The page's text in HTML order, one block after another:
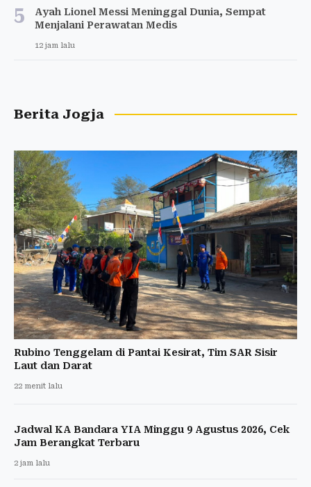
5
Ayah Lionel Messi Meninggal Dunia, Sempat
Menjalani Perawatan Medis
12 jam lalu
Berita Jogja
Rubino Tenggelam di Pantai Kesirat, Tim SAR Sisir
Laut dan Darat
22 menit lalu
Jadwal KA Bandara YIA Minggu 9 Agustus 2026, Cek
Jam Berangkat Terbaru
2 jam lalu